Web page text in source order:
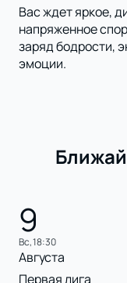
Вас ждет яркое,
напряженное
заряд бодрости,
эмоции.
9
вс, 18:30
Августа
Первая лига